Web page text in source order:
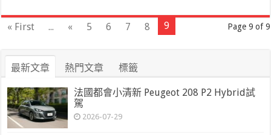
Page 9 of 9
« First ... « 5 6 7 8 9
最新文章 熱門文章 標籤
法國都會小清新 Peugeot 208 P2 Hybrid試
駕
2026-07-29